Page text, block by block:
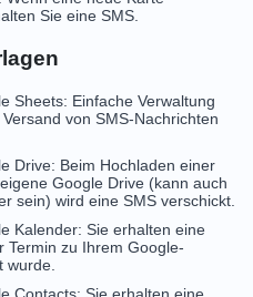
Sie eine SMS.
Sheets: Einfache Verwaltung
von SMS-Nachrichten
Drive: Beim Hochladen einer
Google Drive (kann auch
sein) wird eine SMS verschickt.
Kalender: Sie erhalten eine
Termin zu Ihrem Google-
wurde.